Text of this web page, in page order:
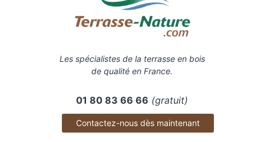
Les spécialistes de la terrasse en bois
de qualité en France.
01 80 83 66 66 (gratuit)
Contactez-nous dès maintenant